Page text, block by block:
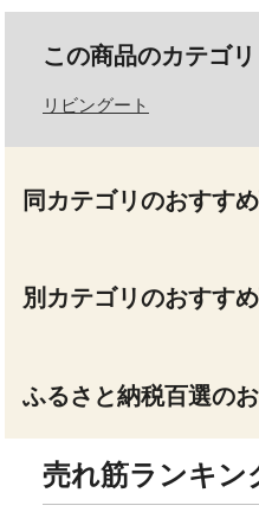
この商品のカテゴリ
リビングート
同カテゴリのおすす
別カテゴリのおすす
ふるさと納税百選の
売れ筋ランキン